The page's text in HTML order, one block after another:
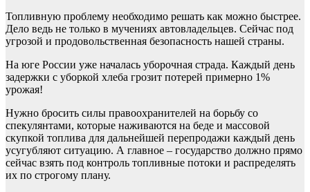
Топливную проблему необходимо решать как можно быстрее.
Дело ведь не только в мучениях автовладельцев. Сейчас под
угрозой и продовольственная безопасность нашей страны.
На юге России уже началась уборочная страда. Каждый день
задержки с уборкой хлеба грозит потерей примерно 1%
урожая!
Нужно бросить силы правоохранителей на борьбу со
спекулянтами, которые наживаются на беде и массовой
скупкой топлива для дальнейшей перепродажи каждый день
усугубляют ситуацию. А главное – государство должно прямо
сейчас взять под контроль топливные потоки и распределять
их по строгому плану.